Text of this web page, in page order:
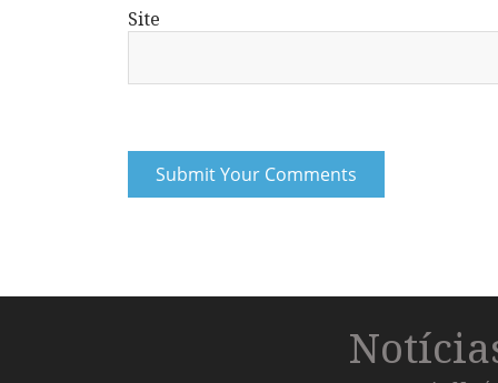
Site